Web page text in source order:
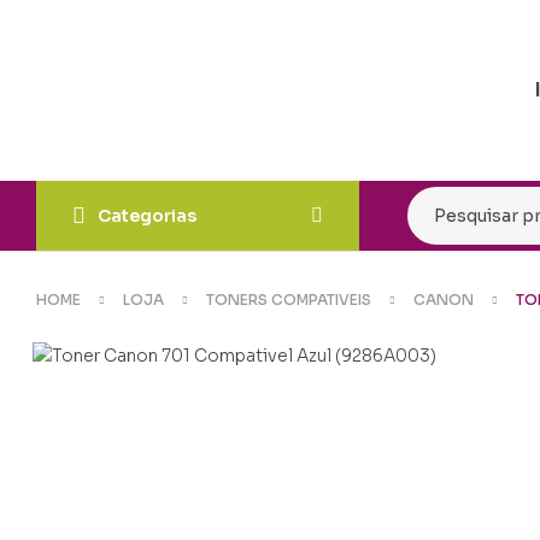
Categorias
HOME LOJA TONERS COMPATIVEIS CANON